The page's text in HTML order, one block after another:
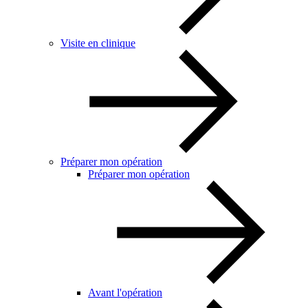
Visite en clinique
Préparer mon opération
Préparer mon opération
Avant l'opération